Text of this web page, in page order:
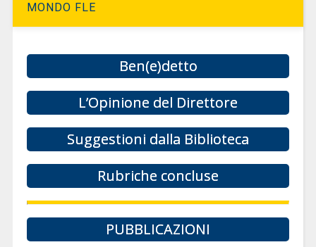
MONDO FLE
Ben(e)detto
L’Opinione del Direttore
Suggestioni dalla Biblioteca
Rubriche concluse
PUBBLICAZIONI